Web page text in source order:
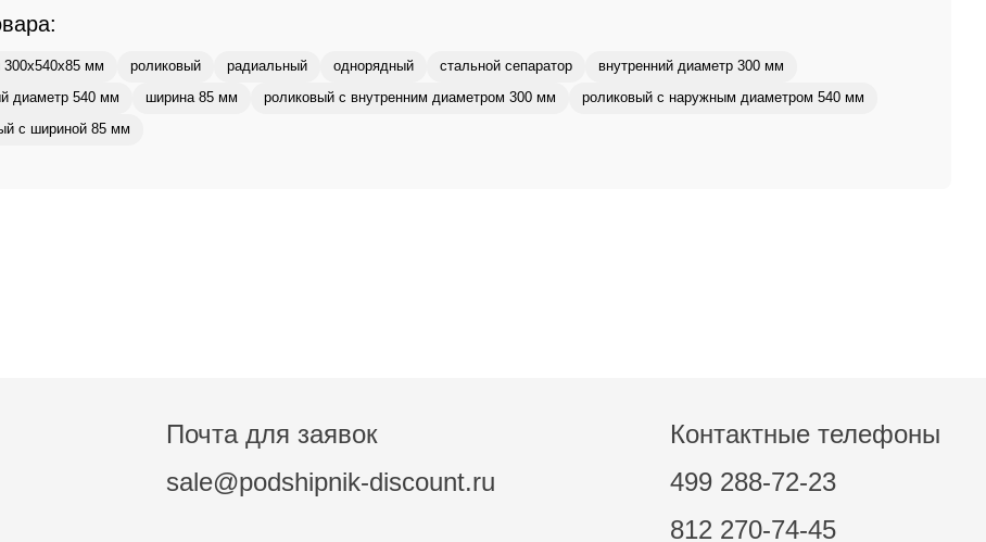
300x540x85 мм роликовый радиальный однорядный стальной сепаратор внутренний диаметр 300 мм
диаметр 540 мм ширина 85 мм роликовый с внутренним диаметром 300 мм роликовый с наружным диаметром 540 мм
с шириной 85 мм
Почта для заявок
sale@podshipnik-discount.ru
Контактные телефоны
499 288-72-23
812 270-74-45